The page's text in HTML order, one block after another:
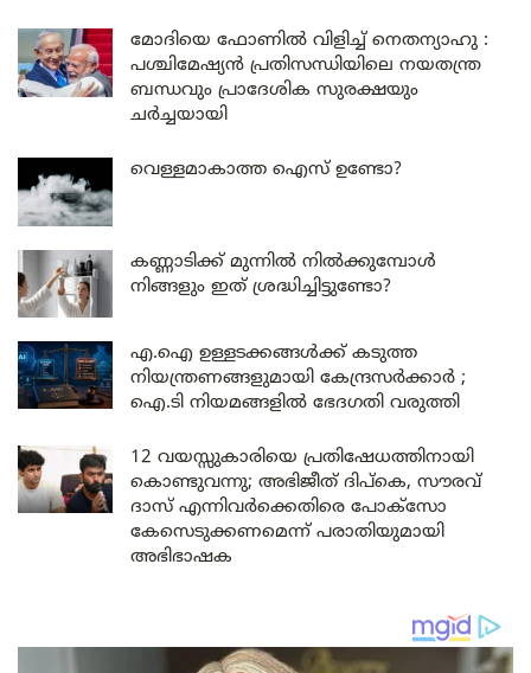
മോദിയെ ഫോണിൽ വിളിച്ച് നെതന്യാഹു :
പശ്ചിമേഷ്യൻ പ്രതിസന്ധിയിലെ നയതന്ത്ര
ബന്ധവും പ്രാദേശിക സുരക്ഷയും
ചർച്ചയായി
വെള്ളമാകാത്ത ഐസ് ഉണ്ടോ?
കണ്ണാടിക്ക് മുന്നിൽ നിൽക്കുമ്പോൾ
നിങ്ങളും ഇത് ശ്രദ്ധിച്ചിട്ടുണ്ടോ?
എ.ഐ ഉള്ളടക്കങ്ങൾക്ക് കടുത്ത
നിയന്ത്രണങ്ങളുമായി കേന്ദ്രസർക്കാർ ;
ഐ.ടി നിയമങ്ങളിൽ ഭേദഗതി വരുത്തി
12 വയസ്സുകാരിയെ പ്രതിഷേധത്തിനായി
കൊണ്ടുവന്നു; അഭിജീത് ദിപ്കെ, സൗരവ്
ദാസ് എന്നിവർക്കെതിരെ പോക്സോ
കേസെടുക്കണമെന്ന് പരാതിയുമായി
അഭിഭാഷക